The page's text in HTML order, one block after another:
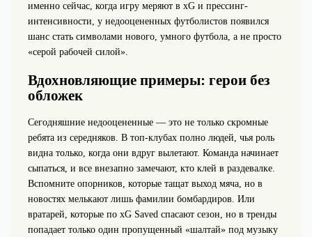
именно сейчас, когда игру меряют в xG и прессинг-
интенсивности, у недооцененных футболистов появился
шанс стать символами нового, умного футбола, а не просто
«серой рабочей силой».
Вдохновляющие примеры: герои без
обложек
Сегодняшние недооцененные — это не только скромные
ребята из середняков. В топ‑клубах полно людей, чья роль
видна только, когда они вдруг вылетают. Команда начинает
сыпаться, и все внезапно замечают, кто клей в раздевалке.
Вспомните опорников, которые тащат выход мяча, но в
новостях мелькают лишь фамилии бомбардиров. Или
вратарей, которые по xG Saved спасают сезон, но в тренды
попадает только один пропущенный «шалтай» под музыку